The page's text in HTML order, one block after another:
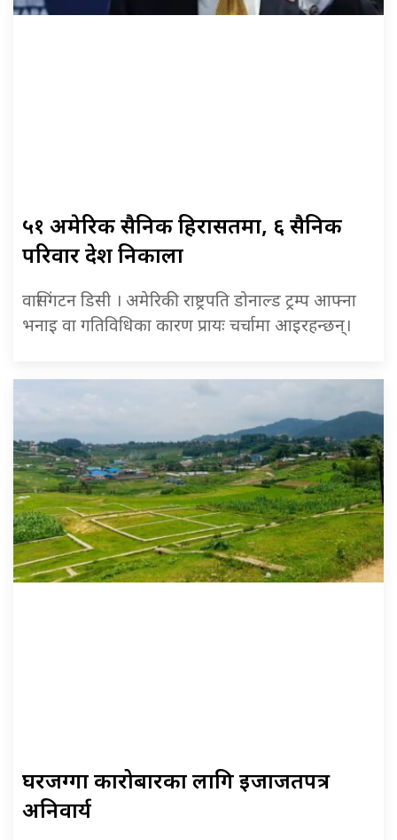
५१ अमेरिकी सैनिक हिरासतमा, ६ सैनिक
परिवार देश निकाला
वासिंगटन डिसी । अमेरिकी राष्ट्रपति डोनाल्ड ट्रम्प आफ्ना
भनाइ वा गतिविधिका कारण प्रायः चर्चामा आइरहन्छन्।
घरजग्गा कारोबारका लागि इजाजतपत्र
अनिवार्य